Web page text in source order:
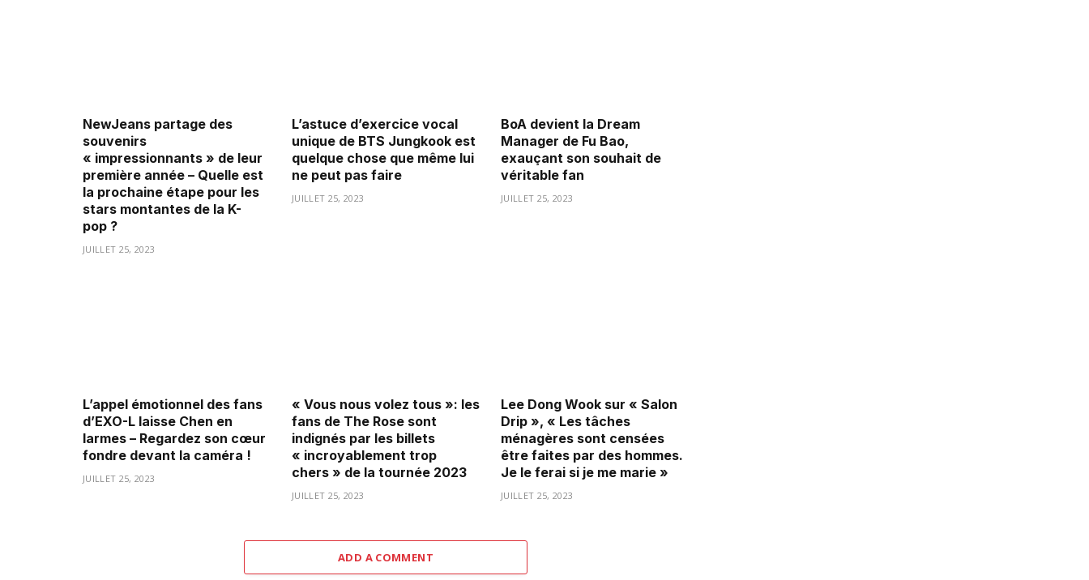
NewJeans partage des
souvenirs
« impressionnants » de leur
première année – Quelle est
la prochaine étape pour les
stars montantes de la K-
pop ?
JUILLET 25, 2023
L’astuce d’exercice vocal
unique de BTS Jungkook est
quelque chose que même lui
ne peut pas faire
JUILLET 25, 2023
BoA devient la Dream
Manager de Fu Bao,
exauçant son souhait de
véritable fan
JUILLET 25, 2023
L’appel émotionnel des fans
d’EXO-L laisse Chen en
larmes – Regardez son cœur
fondre devant la caméra !
JUILLET 25, 2023
« Vous nous volez tous »: les
fans de The Rose sont
indignés par les billets
« incroyablement trop
chers » de la tournée 2023
JUILLET 25, 2023
Lee Dong Wook sur « Salon
Drip », « Les tâches
ménagères sont censées
être faites par des hommes.
Je le ferai si je me marie »
JUILLET 25, 2023
ADD A COMMENT